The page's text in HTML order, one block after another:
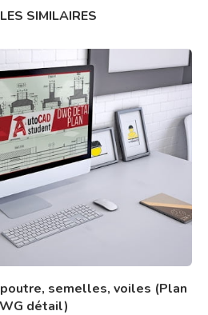
SIMILAIRES
semelles, voiles (Plan
détail)